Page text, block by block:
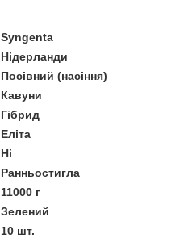
Syngenta
Нідерланди
Посівний (насіння)
Кавуни
Гібрид
Еліта
Ні
Ранньостигла
11000 г
Зелений
10 шт.